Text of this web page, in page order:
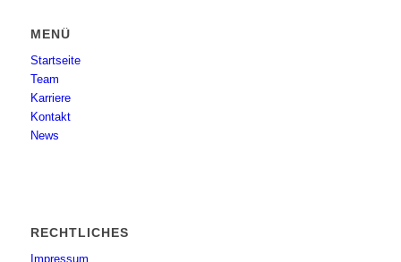
MENÜ
Startseite
Team
Karriere
Kontakt
News
RECHTLICHES
Impressum